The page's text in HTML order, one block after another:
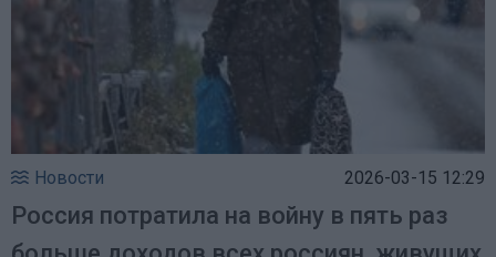
Новости 2026-03-15 12:29
Россия потратила на войну в пять раз